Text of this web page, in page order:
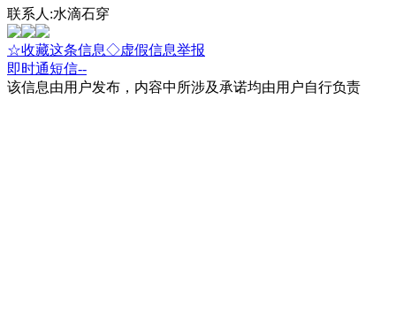
联系人:水滴石穿
☆收藏这条信息◇虚假信息举报
即时通短信--
该信息由用户发布，内容中所涉及承诺均由用户自行负责